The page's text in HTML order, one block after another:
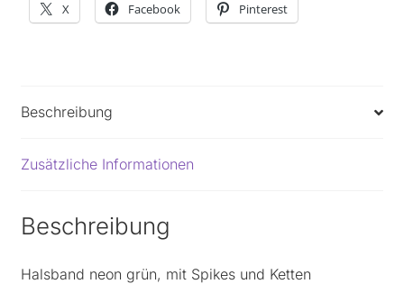
X Facebook Pinterest
Beschreibung
Zusätzliche Informationen
Beschreibung
Halsband neon grün, mit Spikes und Ketten